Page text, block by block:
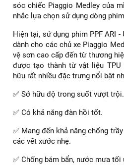
sóc chiếc Piaggio Medley của
nhắc lựa chọn sử dụng dòng
Hiện tại, sử dụng phim PPF ARI
dành cho các chủ xe Piaggio
vệ sơn cao cấp đến từ thương
được tạo thành từ vật liệu
hữu rất nhiều đặc trưng nổi bật
✅ Sở hữu độ trong suốt vượt trội.
✅ Có khả năng đàn hồi tốt.
✅ Mang đến khả năng chống
các vết xước nhẹ.
✅ Chống bám bẩn, nước mưa tối